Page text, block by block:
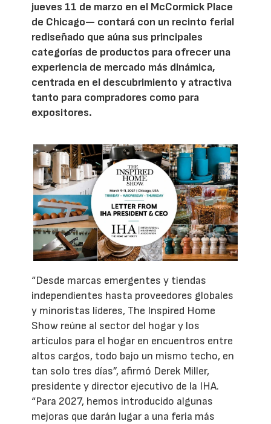
jueves 11 de marzo en el McCormick Place
de Chicago— contará con un recinto ferial
rediseñado que aúna sus principales
categorías de productos para ofrecer una
experiencia de mercado más dinámica,
centrada en el descubrimiento y atractiva
tanto para compradores como para
expositores.
“Desde marcas emergentes y tiendas
independientes hasta proveedores globales
y minoristas líderes, The Inspired Home
Show reúne al sector del hogar y los
artículos para el hogar en encuentros entre
altos cargos, todo bajo un mismo techo, en
tan solo tres días”, afirmó Derek Miller,
presidente y director ejecutivo de la IHA.
“Para 2027, hemos introducido algunas
mejoras que darán lugar a una feria más